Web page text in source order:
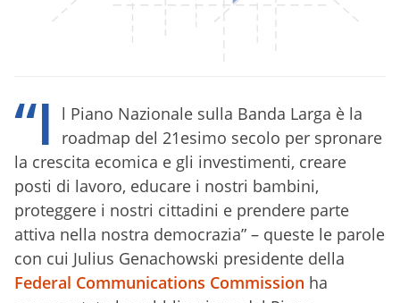
“I
l Piano Nazionale sulla Banda Larga è la
roadmap del 21esimo secolo per spronare
la crescita ecomica e gli investimenti, creare
posti di lavoro, educare i nostri bambini,
proteggere i nostri cittadini e prendere parte
attiva nella nostra democrazia” – queste le parole
con cui Julius Genachowski presidente della
Federal Communications Commission ha